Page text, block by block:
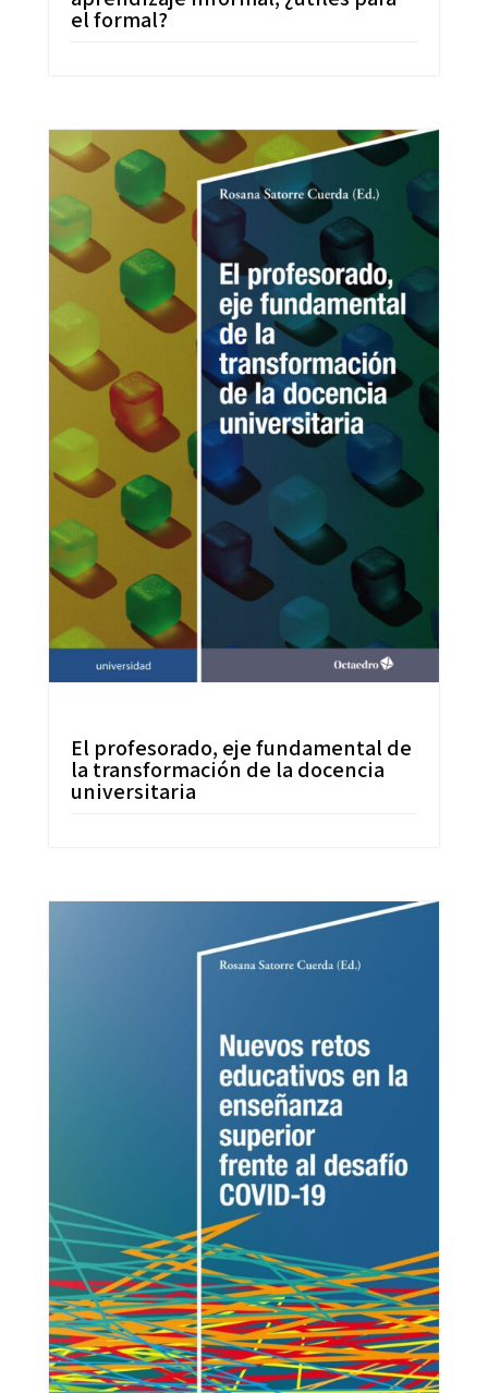
el formal?
El profesorado, eje fundamental de
la transformación de la docencia
universitaria